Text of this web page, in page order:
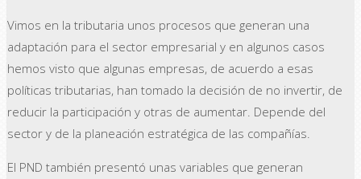
Vimos en la tributaria unos procesos que generan una
adaptación para el sector empresarial y en algunos casos
hemos visto que algunas empresas, de acuerdo a esas
políticas tributarias, han tomado la decisión de no invertir, de
reducir la participación y otras de aumentar. Depende del
sector y de la planeación estratégica de las compañías.
El PND también presentó unas variables que generan